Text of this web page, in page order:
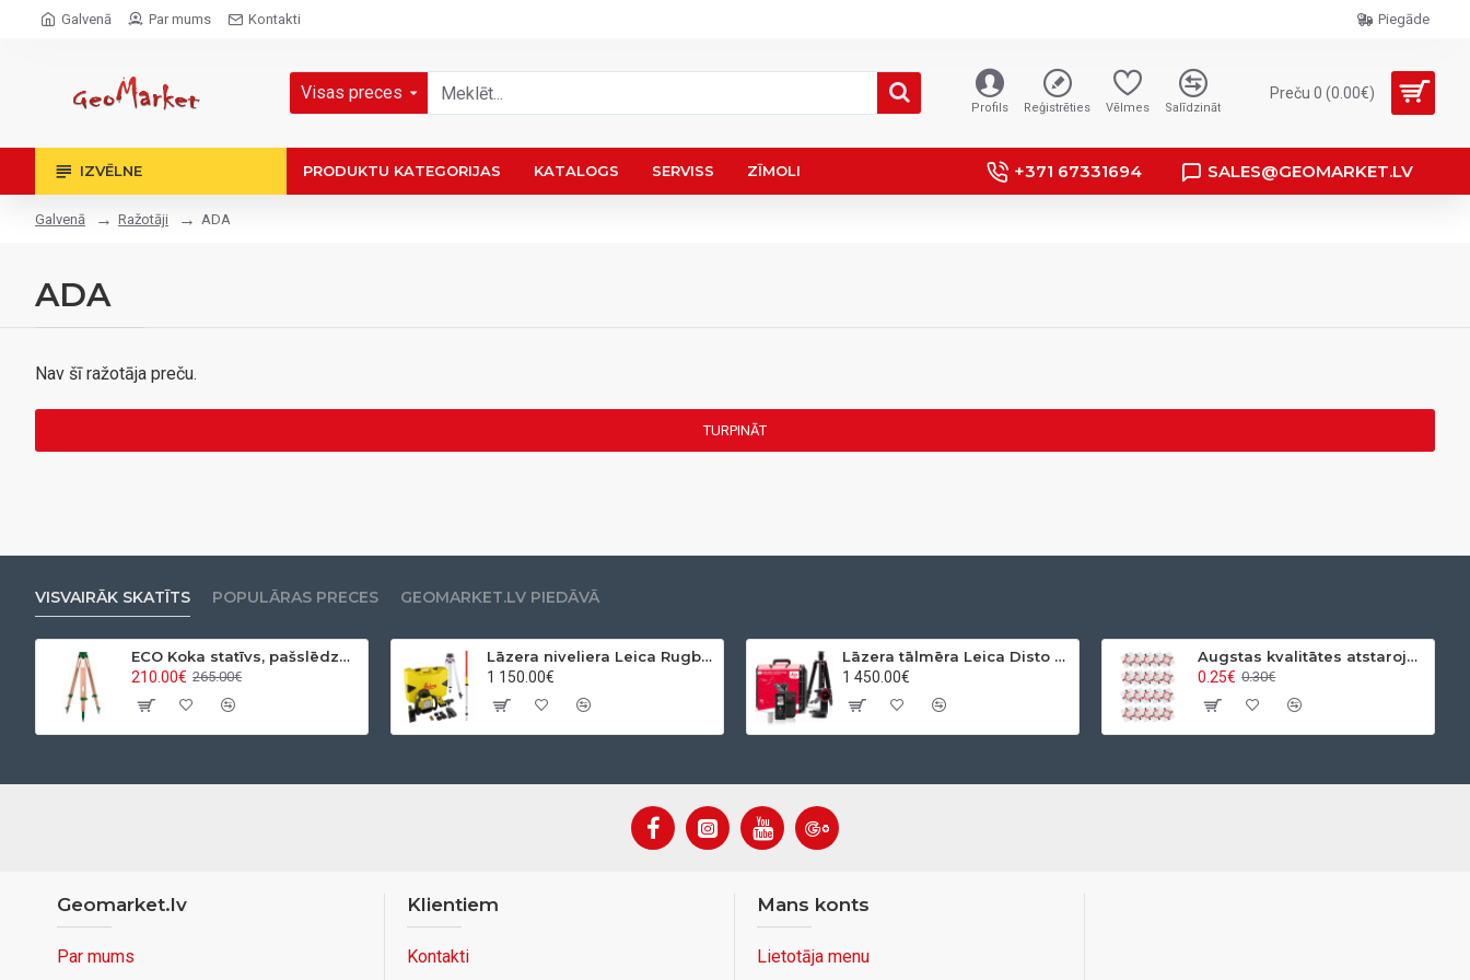
Galvenā Par mums Kontakti Piegāde
Visas preces
Profils Reģistrēties Vēlmes Salīdzināt
Preču 0 (0.00€)
IZVĒLNE PRODUKTU KATEGORIJAS KATALOGS SERVISS ZĪMOLI +371 67331694 SALES@GEOMARKET.LV
Galvenā Ražotāji ADA
ADA
Nav šī ražotāja preču.
TURPINĀT
VISVAIRĀK SKATĪTS POPULĀRAS PRECES GEOMARKET.LV PIEDĀVĀ
ECO Koka statīvs, pašslēdzošs, ar apaļo pamatni
210.00€ 265.00€
Lāzera niveliera Leica Rugby 610 + Rod eye 120 Basic komplekts
1 150.00€
Lāzera tālmēra Leica Disto x4 P2P komplekts
1 450.00€
Augstas kvalitātes atstarojošas uzlīmes 2.5x2.5cm (Baltas)
0.25€ 0.30€
Geomarket.lv
Par mums
Klientiem
Kontakti
Mans konts
Lietotāja menu